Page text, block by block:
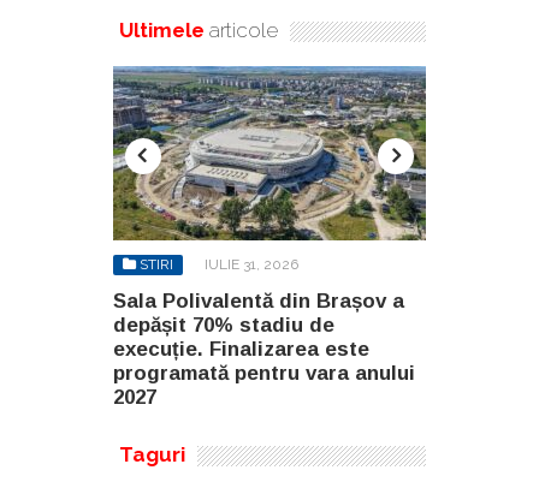
Ultimele articole
STIRI IULIE 31, 2026
Sala Polivalentă din Brașov a
depășit 70% stadiu de
execuție. Finalizarea este
programată pentru vara anului
2027
Taguri